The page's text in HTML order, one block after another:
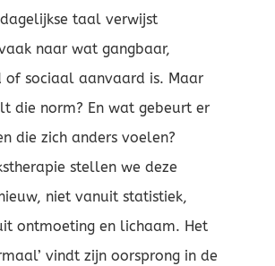
taal verwijst
naar wat gangbaar,
of sociaal aanvaard is. Maar
die norm? En wat gebeurt er
die zich anders voelen?
stellen we deze
niet vanuit statistiek,
ontmoeting en lichaam. Het
vindt zijn oorsprong in de